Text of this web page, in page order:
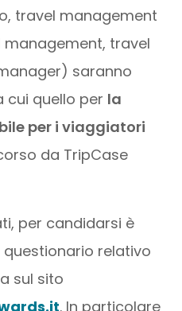
travel management
travel
saranno
cui quello per la
per i viaggiatori
da TripCase
per candidarsi è
relativo
sul sito
. In particolare